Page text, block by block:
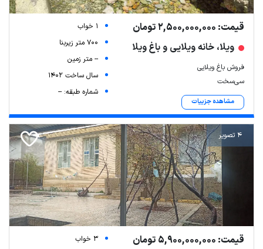
قیمت: 2,500,000,000 تومان
ویلا، خانه ویلایی و باغ ویلا
فروش باغ ویلایی
سی‌سخت
مشاهده جزییات
1 خواب
700 متر زیربنا
-- متر زمین
سال ساخت 1402
شماره طبقه: --
4 تصویر
قیمت: 5,900,000,000 تومان
3 خواب